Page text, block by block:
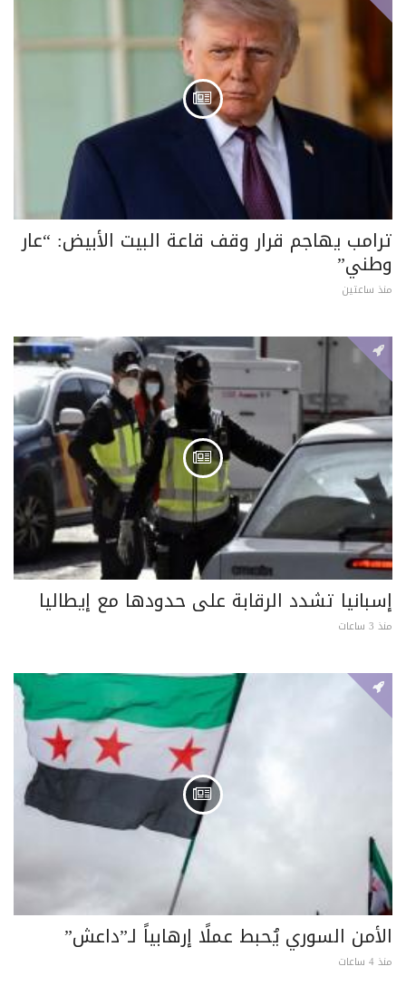
ترامب يهاجم قرار وقف قاعة البيت الأبيض: “عار
وطني”
منذ ساعتين
إسبانيا تشدد الرقابة على حدودها مع إيطاليا
منذ 3 ساعات
الأمن السوري يُحبط عملًا إرهابياً لـ”داعش”
منذ 4 ساعات